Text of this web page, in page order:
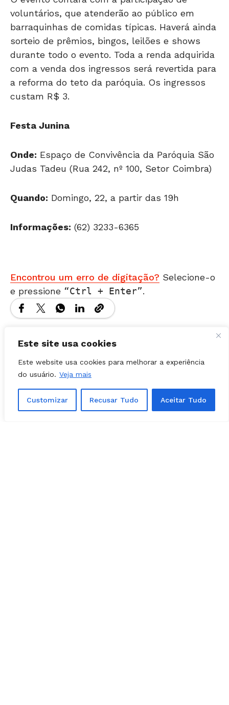
Este site usa cookies
Este website usa cookies para melhorar a experiência
do usuário. Veja mais
Customizar Recusar Tudo Aceitar Tudo
barraquinhas de comidas típicas. Haverá ainda
sorteio de prêmios, bingos, leilões e shows
durante todo o evento. Toda a renda adquirida
com a venda dos ingressos será revertida para
a reforma do teto da paróquia. Os ingressos
custam R$ 3.
Judas Tadeu (Rua 242, nº 100, Setor Coimbra)
Matérias Relacionadas